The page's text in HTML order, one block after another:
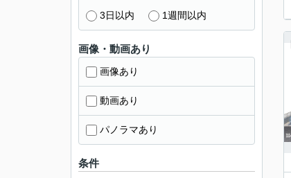
3日以内 1週間以内
画像・動画あり
画像あり
動画あり
パノラマあり
条件